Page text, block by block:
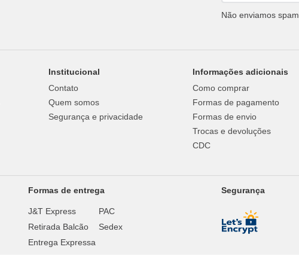
Não enviamos spam.
Institucional
Contato
Quem somos
Segurança e privacidade
Informações adicionais
Como comprar
Formas de pagamento
Formas de envio
Trocas e devoluções
CDC
Formas de entrega
J&T Express
PAC
Retirada Balcão
Sedex
Entrega Expressa
Segurança